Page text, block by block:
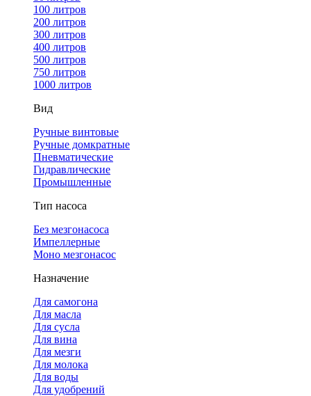
100 литров
200 литров
300 литров
400 литров
500 литров
750 литров
1000 литров
Вид
Ручные винтовые
Ручные домкратные
Пневматические
Гидравлические
Промышленные
Тип насоса
Без мезгонасоса
Импеллерные
Моно мезгонасос
Назначение
Для самогона
Для масла
Для сусла
Для вина
Для мезги
Для молока
Для воды
Для удобрений